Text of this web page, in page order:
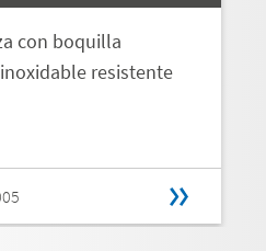
con boquilla
resistente